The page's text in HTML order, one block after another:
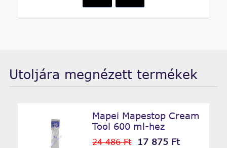
Utoljára megnézett termékek
Mapei Mapestop Cream
Tool 600 ml-hez
24 486 Ft 17 875 Ft